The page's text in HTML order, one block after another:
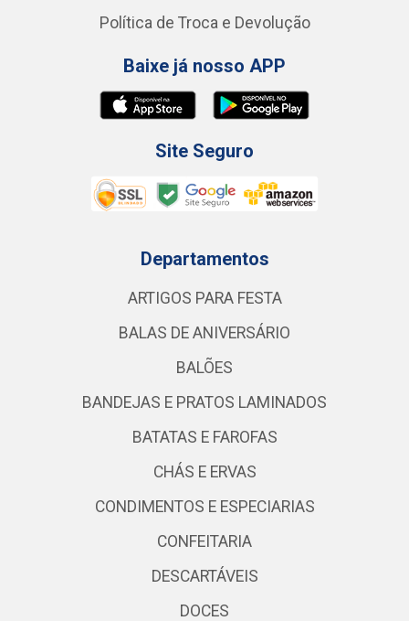
Política de Troca e Devolução
Baixe já nosso APP
Site Seguro
Departamentos
ARTIGOS PARA FESTA
BALAS DE ANIVERSÁRIO
BALÕES
BANDEJAS E PRATOS LAMINADOS
BATATAS E FAROFAS
CHÁS E ERVAS
CONDIMENTOS E ESPECIARIAS
CONFEITARIA
DESCARTÁVEIS
DOCES